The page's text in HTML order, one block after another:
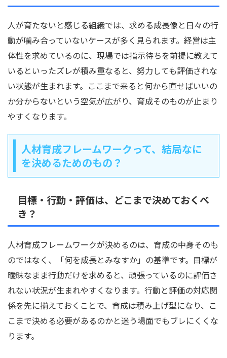
人が育たないと感じる組織では、求める成長像と日々の行
動が噛み合っていないケースが多く見られます。経営は主
体性を求めているのに、現場では指示待ちを前提に教えて
いるといったズレが積み重なると、努力しても評価されな
い状態が生まれます。ここまで来ると何から直せばいいの
か分からないという空気が広がり、育成そのものが止まり
やすくなります。
人材育成フレームワークって、結局なに
を決めるためのもの？
目標・行動・評価は、どこまで決めておくべ
き？
人材育成フレームワークが決めるのは、育成の中身そのも
のではなく、「何を成長とみなすか」の基準です。目標が
曖昧なまま行動だけを求めると、頑張っているのに評価さ
れない状況が生まれやすくなります。行動と評価の対応関
係を先に揃えておくことで、育成は積み上げ型になり、こ
こまで決める必要があるのかと迷う場面でもブレにくくな
ります。